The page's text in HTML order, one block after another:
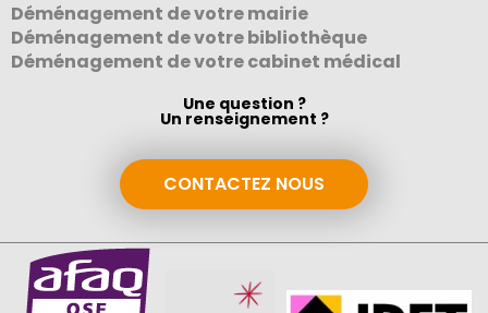
Déménagement de votre mairie
Déménagement de votre bibliothèque
Déménagement de votre cabinet médical
Une question ?
Un renseignement ?
CONTACTEZ NOUS